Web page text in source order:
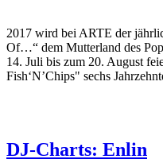
2017 wird bei ARTE der
Of…“ dem Mutterland des
14. Juli bis zum 20. August
Fish‘N’Chips" sechs
DJ-Charts: Enlin